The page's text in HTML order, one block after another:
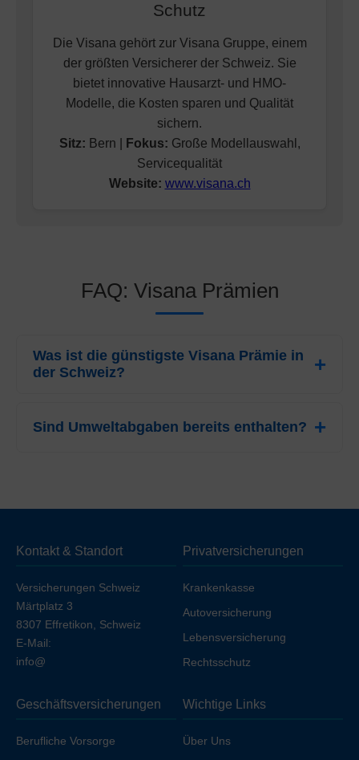
Schutz
Die Visana gehört zur Visana Gruppe, einem
der größten Versicherer der Schweiz. Sie
bietet innovative Hausarzt- und HMO-
Modelle, die Kosten sparen und Qualität
sichern.
Sitz: Bern | Fokus: Große Modellauswahl,
Servicequalität
Website: www.visana.ch
FAQ: Visana Prämien
Was ist die günstigste Visana Prämie in
der Schweiz?
Erwachsene im Kanton Zug. Bitte beachten Sie, dass
Sind Umweltabgaben bereits enthalten?
Kontakt & Standort
Versicherungen Schweiz
Märtplatz 3
8307 Effretikon, Schweiz
E-Mail:
info@
Privatversicherungen
Krankenkasse
Autoversicherung
Lebensversicherung
Rechtsschutz
Geschäftsversicherungen
Berufliche Vorsorge
Wichtige Links
Über Uns